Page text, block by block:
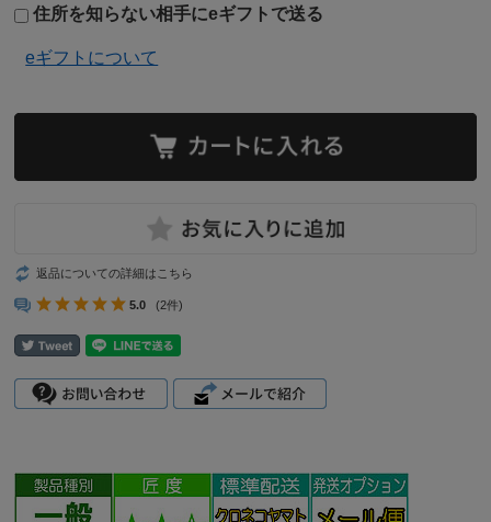
住所を知らない相手にeギフトで送る
eギフトについて
返品についての詳細はこちら
5.0 (2件)